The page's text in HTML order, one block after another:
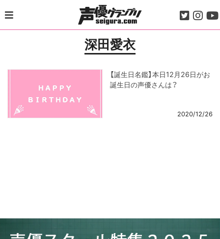
to
content
深田愛衣
【誕生日名鑑】本日12月26日がお
誕生日の声優さんは？
2020/12/26